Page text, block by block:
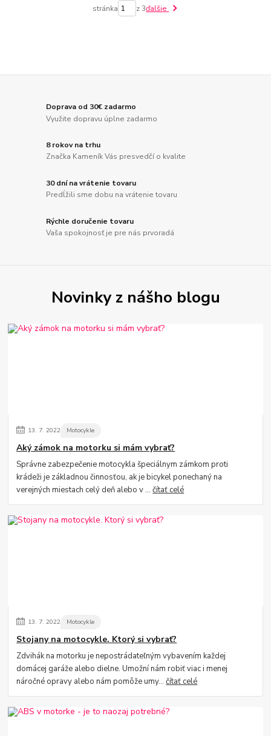
stránka z 3ďalšie
Doprava od 30€ zadarmo
Využite dopravu úplne zadarmo
8 rokov na trhu
Značka Kameník Vás presvedčí o kvalite
30 dní na vrátenie tovaru
Predĺžili sme dobu na vrátenie tovaru
Rýchle doručenie tovaru
Vaša spokojnosť je pre nás prvoradá
Novinky z nášho blogu
13. 7. 2022 Motocykle
Aký zámok na motorku si mám vybrať?
Správne zabezpečenie motocykla špeciálnym zámkom proti
krádeži je základnou činnosťou, ak je bicykel ponechaný na
verejných miestach celý deň alebo v ...čítať celé
13. 7. 2022 Motocykle
Stojany na motocykle. Ktorý si vybrať?
Zdvihák na motorku je nepostrádateľným vybavením každej
domácej garáže alebo dielne. Umožní nám robiť viac i menej
náročné opravy alebo nám pomôže umy...čítať celé